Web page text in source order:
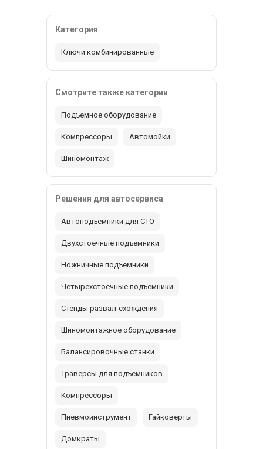
Категория
Ключи комбинированные
Смотрите также категории
Подъемное оборудование
Компрессоры Автомойки
Шиномонтаж
Решения для автосервиса
Автоподъемники для СТО
Двухстоечные подъемники
Ножничные подъемники
Четырехстоечные подъемники
Стенды развал-схождения
Шиномонтажное оборудование
Балансировочные станки
Траверсы для подъемников
Компрессоры
Пневмоинструмент Гайковерты
Домкраты